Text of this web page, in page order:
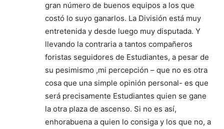
gran número de buenos equipos a los que
costó lo suyo ganarlos. La División está muy
entretenida y desde luego muy disputada. Y
llevando la contraria a tantos compañeros
foristas seguidores de Estudiantes, a pesar de
su pesimismo ,mi percepción – que no es otra
cosa que una simple opinión personal- es que
será precisamente Estudiantes quien se gane
la otra plaza de ascenso. Si no es así,
enhorabuena a quien lo consiga y los que no, a